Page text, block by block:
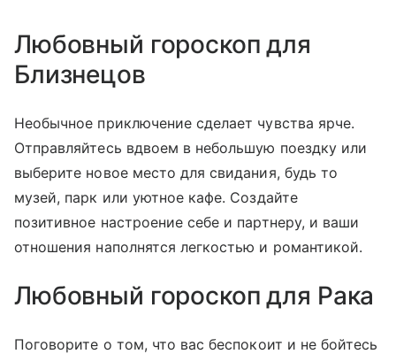
Любовный гороскоп для
Близнецов
Необычное приключение сделает чувства ярче.
Отправляйтесь вдвоем в небольшую поездку или
выберите новое место для свидания, будь то
музей, парк или уютное кафе. Создайте
позитивное настроение себе и партнеру, и ваши
отношения наполнятся легкостью и романтикой.
Любовный гороскоп для Рака
Поговорите о том, что вас беспокоит и не бойтесь